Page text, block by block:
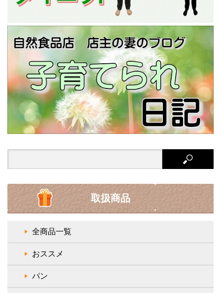
取扱商品
全商品一覧
おススメ
パン